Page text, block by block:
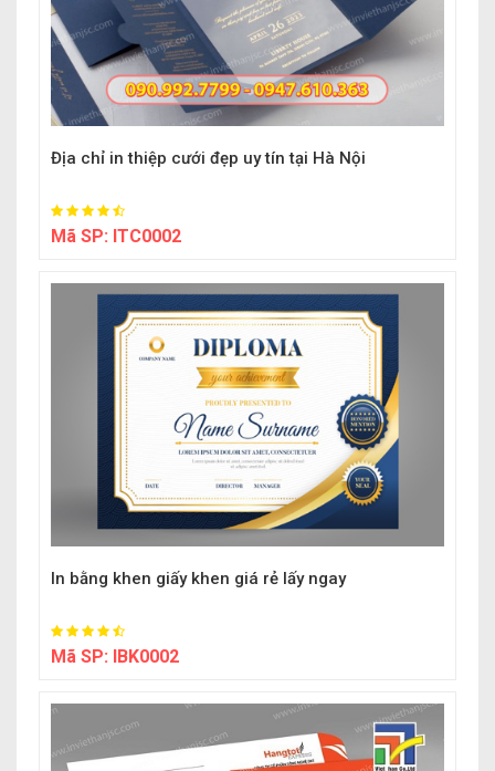
Địa chỉ in thiệp cưới đẹp uy tín tại Hà Nội
Mã SP: ITC0002
In bằng khen giấy khen giá rẻ lấy ngay
Mã SP: IBK0002